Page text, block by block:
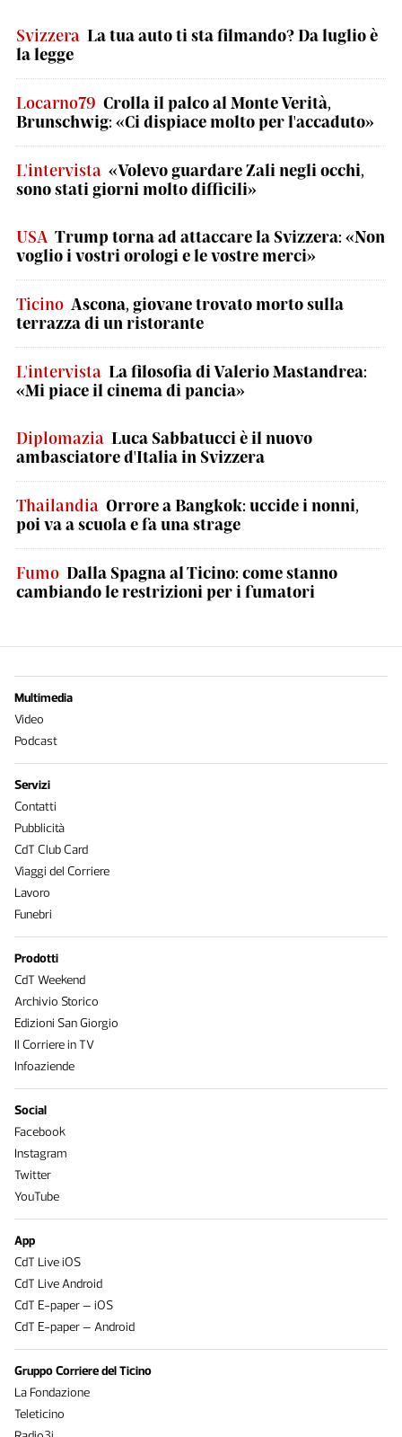
Svizzera La tua auto ti sta filmando? Da luglio è
la legge
Locarno79 Crolla il palco al Monte Verità,
Brunschwig: «Ci dispiace molto per l'accaduto»
L'intervista «Volevo guardare Zali negli occhi,
sono stati giorni molto difficili»
USA Trump torna ad attaccare la Svizzera: «Non
voglio i vostri orologi e le vostre merci»
Ticino Ascona, giovane trovato morto sulla
terrazza di un ristorante
L'intervista La filosofia di Valerio Mastandrea:
«Mi piace il cinema di pancia»
Diplomazia Luca Sabbatucci è il nuovo
ambasciatore d'Italia in Svizzera
Thailandia Orrore a Bangkok: uccide i nonni,
poi va a scuola e fa una strage
Fumo Dalla Spagna al Ticino: come stanno
cambiando le restrizioni per i fumatori
Multimedia
Video
Podcast
Servizi
Contatti
Pubblicità
CdT Club Card
Viaggi del Corriere
Lavoro
Funebri
Prodotti
CdT Weekend
Archivio Storico
Edizioni San Giorgio
Il Corriere in TV
Infoaziende
Social
Facebook
Instagram
Twitter
YouTube
App
CdT Live iOS
CdT Live Android
CdT E-paper – iOS
CdT E-paper – Android
Gruppo Corriere del Ticino
La Fondazione
Teleticino